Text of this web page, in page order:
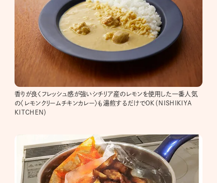
香りが良くフレッシュ感が強いシチリア産のレモンを使用した一番人気
の〈レモンクリームチキンカレー〉も湯煎するだけでOK（NISHIKIYA
KITCHEN）